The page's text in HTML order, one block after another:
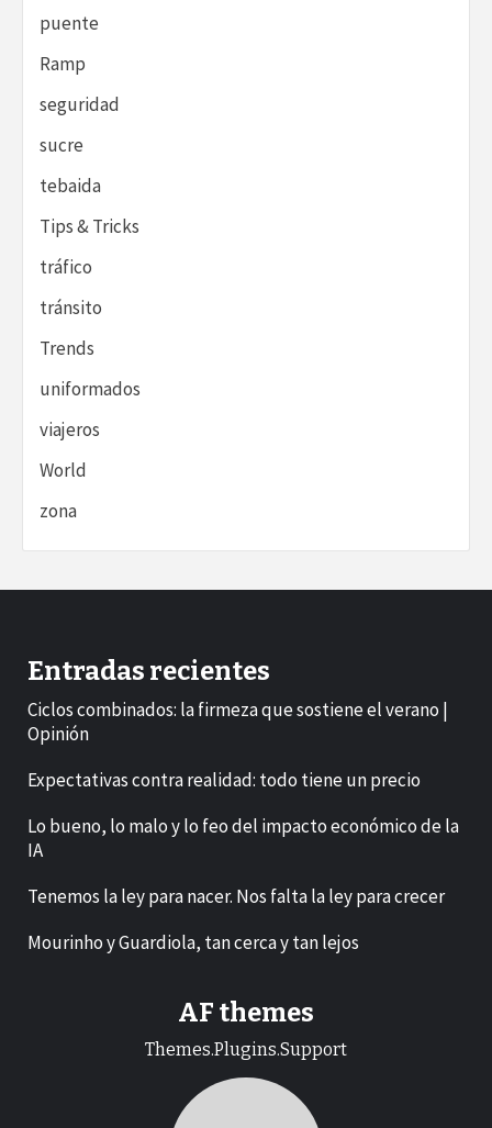
puente
Ramp
seguridad
sucre
tebaida
Tips & Tricks
tráfico
tránsito
Trends
uniformados
viajeros
World
zona
Entradas recientes
Ciclos combinados: la firmeza que sostiene el verano |
Opinión
Expectativas contra realidad: todo tiene un precio
Lo bueno, lo malo y lo feo del impacto económico de la
IA
Tenemos la ley para nacer. Nos falta la ley para crecer
Mourinho y Guardiola, tan cerca y tan lejos
AF themes
Themes.Plugins.Support